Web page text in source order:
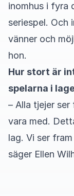
inomhus i fyra
seriespel. Och
vänner och
hon.
Hur stort är
spelarna i
– Alla tjejer
vara med.
lag. Vi ser
säger Ellen